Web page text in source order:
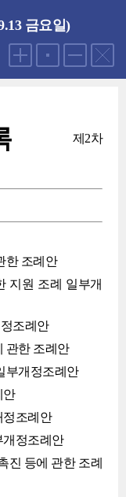
금요일)
제2차
한 조례안
지원 조례 일부개
조례안
관한 조례안
부개정조례안
안
정조례안
개정조례안
진 등에 관한 조례